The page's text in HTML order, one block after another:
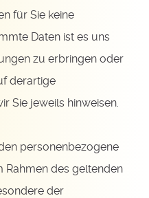
für Sie keine
Daten ist es uns
zu erbringen oder
derartige
Sie jeweils hinweisen.
personenbezogene
Rahmen des geltenden
der